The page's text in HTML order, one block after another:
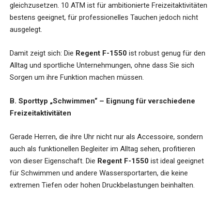
gleichzusetzen. 10 ATM ist für ambitionierte Freizeitaktivitäten
bestens geeignet, für professionelles Tauchen jedoch nicht
ausgelegt.
Damit zeigt sich: Die Regent F-1550 ist robust genug für den
Alltag und sportliche Unternehmungen, ohne dass Sie sich
Sorgen um ihre Funktion machen müssen.
B. Sporttyp „Schwimmen“ – Eignung für verschiedene
Freizeitaktivitäten
Gerade Herren, die ihre Uhr nicht nur als Accessoire, sondern
auch als funktionellen Begleiter im Alltag sehen, profitieren
von dieser Eigenschaft. Die Regent F-1550 ist ideal geeignet
für Schwimmen und andere Wassersportarten, die keine
extremen Tiefen oder hohen Druckbelastungen beinhalten.